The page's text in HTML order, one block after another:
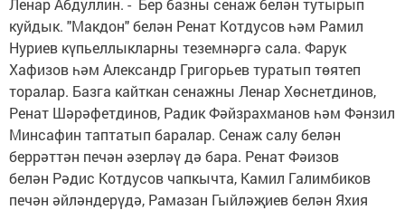
Ленар Абдуллин. - Бер базны сенаж белән тутырып
куйдык. "Макдон" белән Ренат Котдусов һәм Рамил
Нуриев күпьеллыкларны теземнәргә сала. Фарук
Хафизов һәм Александр Григорьев туратып төятеп
торалар. Базга кайткан сенажны Ленар Хөснетдинов,
Ренат Шәрәфетдинов, Радик Фәйзрахманов һәм Фәнзил
Минсафин таптатып баралар. Сенаж салу белән
беррәттән печән әзерләү дә бара. Ренат Фәизов
белән Рәдис Котдусов чапкычта, Камил Галимбиков
печән әйләндерүдә, Рамазан Гыйләҗиев белән Яхия